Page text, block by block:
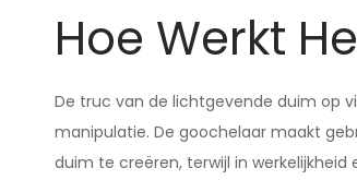
Hoe Werkt
De truc van de lichtgevende duim op
manipulatie. De goochelaar maakt
duim te creëren, terwijl in